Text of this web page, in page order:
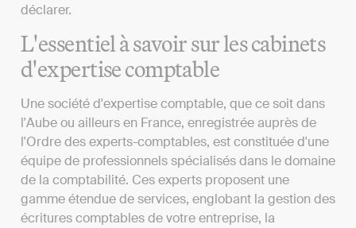
déclarer.
L'essentiel à savoir sur les cabinets
d'expertise comptable
Une société d'expertise comptable, que ce soit dans
l'Aube ou ailleurs en France, enregistrée auprès de
l'Ordre des experts-comptables, est constituée d'une
équipe de professionnels spécialisés dans le domaine
de la comptabilité. Ces experts proposent une
gamme étendue de services, englobant la gestion des
écritures comptables de votre entreprise, la